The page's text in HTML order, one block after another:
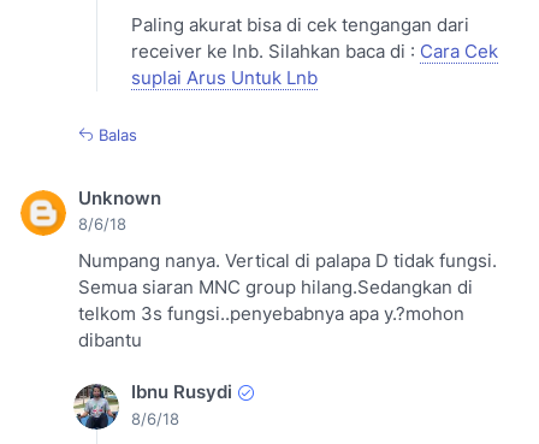
Paling akurat bisa di cek tengangan dari
receiver ke lnb. Silahkan baca di : Cara Cek
suplai Arus Untuk Lnb
Balas
Unknown
8/6/18
Numpang nanya. Vertical di palapa D tidak fungsi.
Semua siaran MNC group hilang.Sedangkan di
telkom 3s fungsi..penyebabnya apa y.?mohon
dibantu
Ibnu Rusydi
8/6/18